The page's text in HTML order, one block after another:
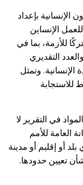
الإنسانية بإعداد
الإنساين
للأزمة، بما في
التقديري
وتمثل
للاستجابة
في التقرير لا
العامة للأمم
بلد أو إقليم أو مدينة
تعيين حدودها.